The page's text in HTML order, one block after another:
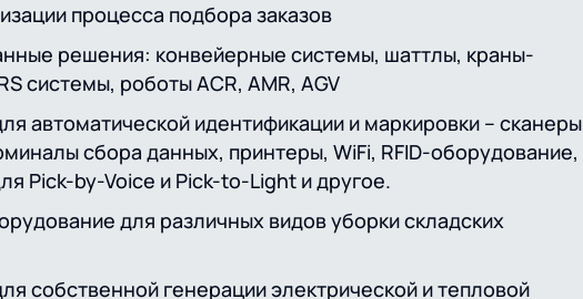
процесса подбора заказов
решения: конвейерные системы, шаттлы, краны-
системы, роботы ACR, AMR, AGV
автоматической идентификации и маркировки – сканеры
сбора данных, принтеры, WiFi, RFID-оборудование,
Pick-by-Voice и Pick-to-Light и другое.
для различных видов уборки складских
собственной генерации электрической и тепловой